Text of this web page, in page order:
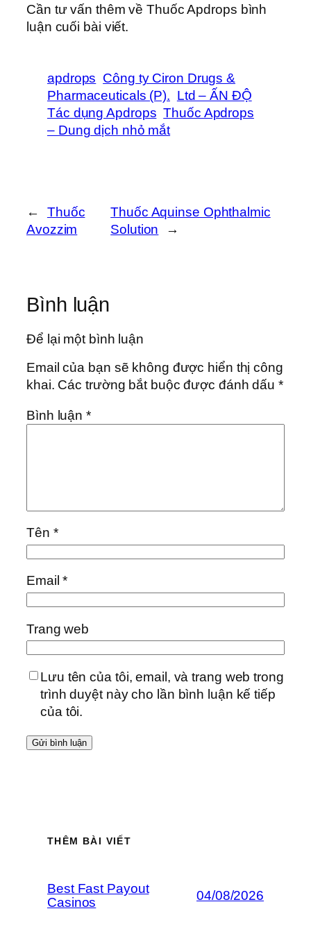
Cần tư vấn thêm về Thuốc Apdrops bình
luận cuối bài viết.
apdrops Công ty Ciron Drugs &
Pharmaceuticals (P). Ltd – ẤN ĐỘ
Tác dụng Apdrops Thuốc Apdrops
– Dung dịch nhỏ mắt
←
Thuốc
Avozzim
Thuốc Aquinse Ophthalmic
Solution
→
Bình luận
Để lại một bình luận
Email của bạn sẽ không được hiển thị công
khai. Các trường bắt buộc được đánh dấu*
Bình luận*
Tên *
Email*
Trang web
Lưu tên của tôi, email, và trang web trong
trình duyệt này cho lần bình luận kế tiếp
của tôi.
THÊM BÀI VIẾT
Best Fast Payout
Casinos
04/08/2026